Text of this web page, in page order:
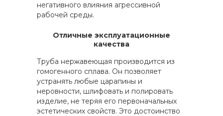
негативного влияния агрессивной
рабочей среды.
Отличные эксплуатационные
качества
Труба нержавеющая производится из
гомогенного сплава. Он позволяет
устранять любые царапины и
неровности, шлифовать и полировать
изделие, не теряя его первоначальных
эстетических свойств. Это достоинство